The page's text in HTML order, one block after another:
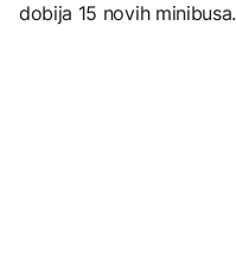
dobija 15 novih minibusa.